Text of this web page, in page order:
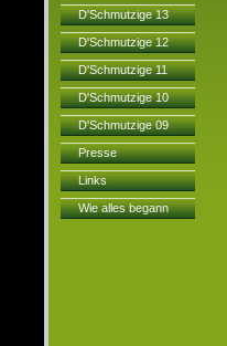
D'Schmutzige 13
D'Schmutzige 12
D'Schmutzige 11
D'Schmutzige 10
D'Schmutzige 09
Presse
Links
Wie alles begann